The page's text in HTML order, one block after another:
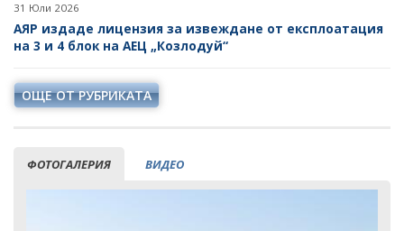
31 Юли 2026
АЯР издаде лицензия за извеждане от експлоатация
на 3 и 4 блок на АЕЦ „Козлодуй“
ОЩЕ ОТ РУБРИКАТА
ФОТОГАЛЕРИЯ ВИДЕО